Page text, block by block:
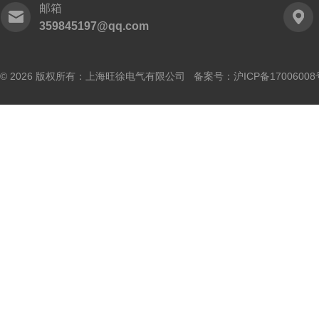
邮箱
359845197@qq.com
© 2026 版权所有：上海旺徐电气有限公司 备案号： 沪ICP备17006008